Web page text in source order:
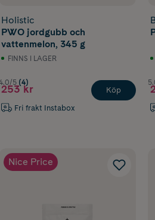
Holistic
PWO jordgubb och
vattenmelon, 345 g
FINNS I LAGER
5 (4)
253 kr
Fri frakt Instabox
Köp
Nice Price